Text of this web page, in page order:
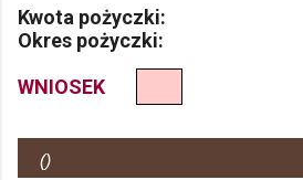
Kwota pożyczki:
Okres pożyczki:
WNIOSEK
()